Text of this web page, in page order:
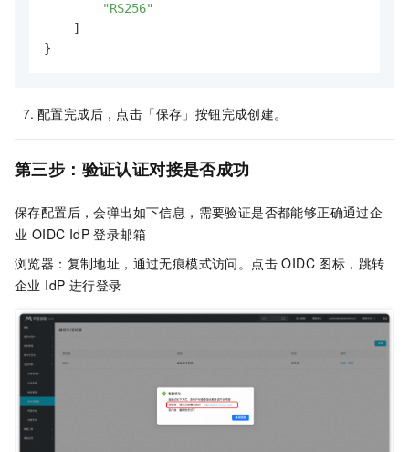
"RS256"
]
}
配置完成后，点击「保存」按钮完成创建。
第三步：验证认证对接是否成功
保存配置后，会弹出如下信息，需要验证是否都能够正确通过企
业 OIDC IdP 登录邮箱
浏览器：复制地址，通过无痕模式访问。点击 OIDC 图标，跳转
企业 IdP 进行登录